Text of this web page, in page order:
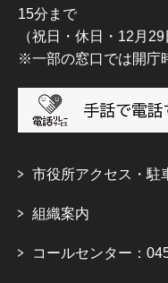
15分まで
（祝日・休日・12月
※一部の窓口では開庁
市役所アクセス・駐
組織案内
コールセンター：